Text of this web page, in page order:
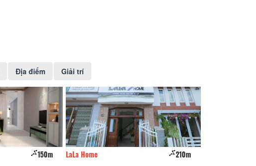
Địa điểm Giải trí
150m LaLa Home 210m